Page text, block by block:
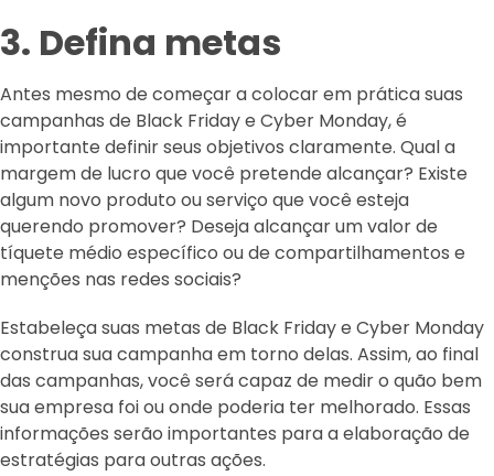
3. Defina metas
Antes mesmo de começar a colocar em prática suas
campanhas de Black Friday e Cyber Monday, é
importante definir seus objetivos claramente. Qual a
margem de lucro que você pretende alcançar? Existe
algum novo produto ou serviço que você esteja
querendo promover? Deseja alcançar um valor de
tíquete médio específico ou de compartilhamentos e
menções nas redes sociais?
Estabeleça suas metas de Black Friday e Cyber Monday
construa sua campanha em torno delas. Assim, ao final
das campanhas, você será capaz de medir o quão bem
sua empresa foi ou onde poderia ter melhorado. Essas
informações serão importantes para a elaboração de
estratégias para outras ações.